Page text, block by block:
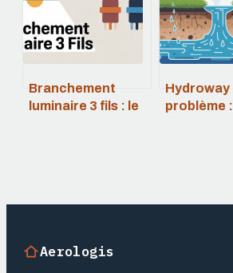
Branchement
luminaire 3 fils : le
Hydroway
problème :
Aerologis